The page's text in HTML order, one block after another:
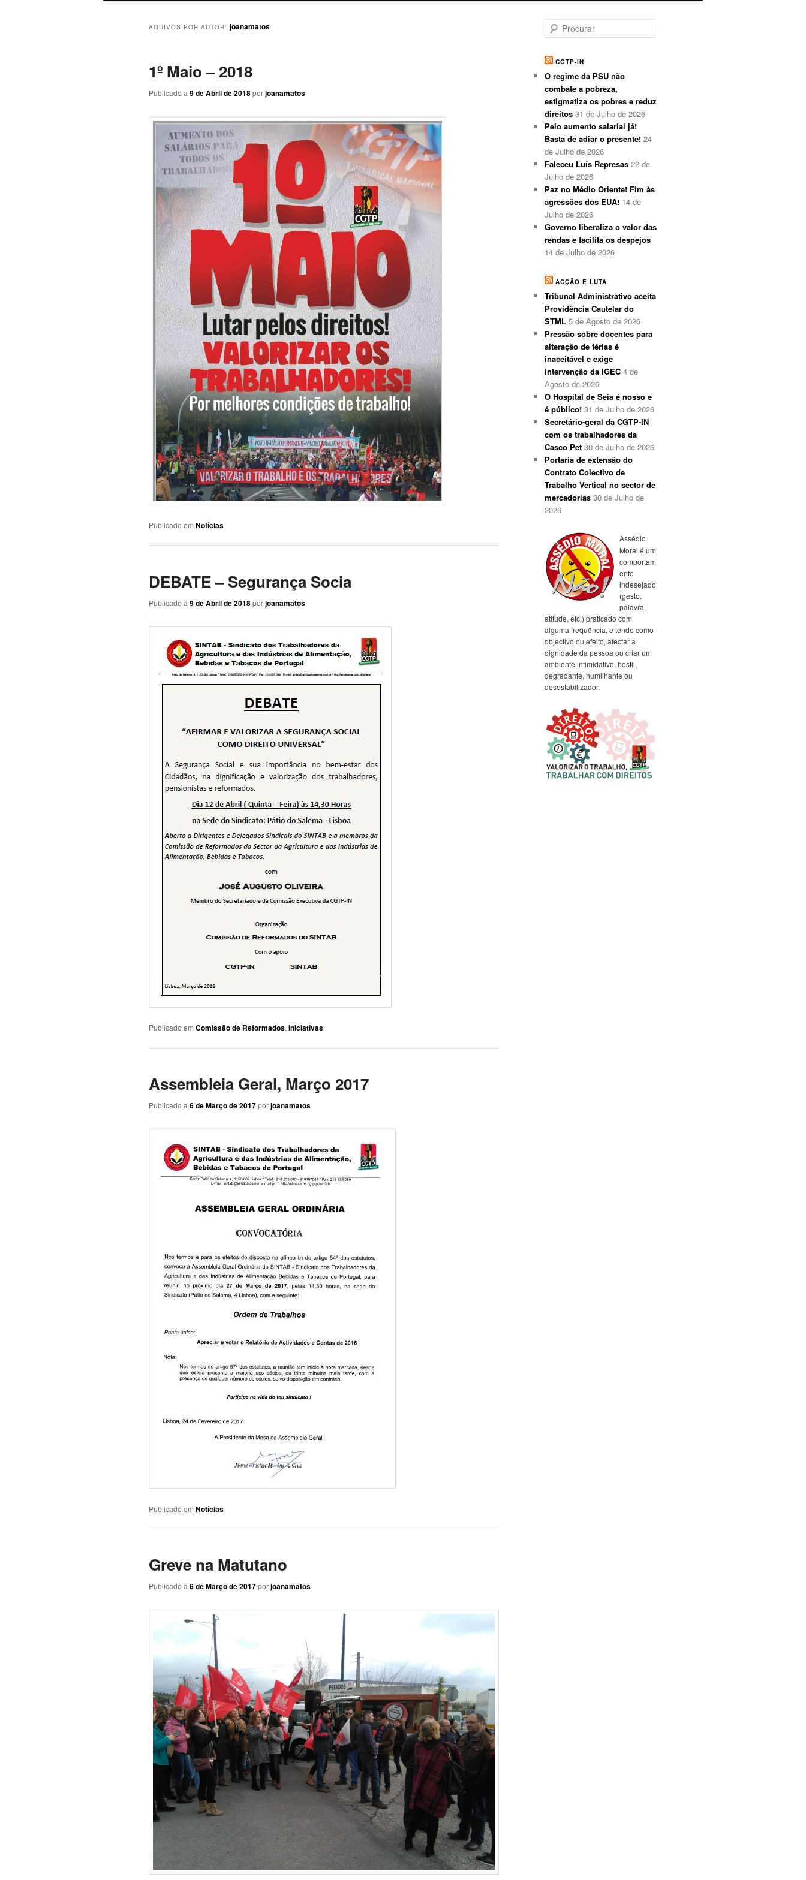
AQUIVOS POR AUTOR: joanamatos
1º Maio – 2018
Publicado a 9 de Abril de 2018porjoanamatos
Publicado em Notícias
DEBATE – Segurança Socia
Publicado a 9 de Abril de 2018porjoanamatos
Publicado em Comissão de Reformados, Iniciativas
Assembleia Geral, Março 2017
Publicado a 6 de Março de 2017porjoanamatos
Publicado em Notícias
Greve na Matutano
Publicado a 6 de Março de 2017porjoanamatos
r
c
r
a
r
CGTP-IN
O regime da PSU não
combate a pobreza,
estigmatiza os pobres e reduz
direitos 31 de Julho de 2026
Pelo aumento salarial já!
Basta de adiar o presente! 24
de Julho de 2026
Faleceu Luís Represas 22 de
Julho de 2026
Paz no Médio Oriente! Fim às
agressões dos EUA! 14 de
Julho de 2026
Governo liberaliza o valor das
rendas e facilita os despejos
14 de Julho de 2026
ACÇÃO E LUTA
Tribunal Administrativo aceita
Providência Cautelar do
STML 5 de Agosto de 2026
Pressão sobre docentes para
alteração de férias é
inaceitável e exige
intervenção da IGEC 4 de
Agosto de 2026
O Hospital de Seia é nosso e
é público! 31 de Julho de 2026
Secretário-geral da CGTP-IN
com os trabalhadores da
Casco Pet 30 de Julho de 2026
Portaria de extensão do
Contrato Colectivo de
Trabalho Vertical no sector de
mercadorias 30 de Julho de
2026
Assédio
Moral é um
comportam
ento
indesejado
(gesto,
palavra,
atitude, etc.) praticado com
alguma frequência, e tendo como
objectivo ou efeito, afectar a
dignidade da pessoa ou criar um
ambiente intimidativo, hostil,
degradante, humilhante ou
desestabilizador.